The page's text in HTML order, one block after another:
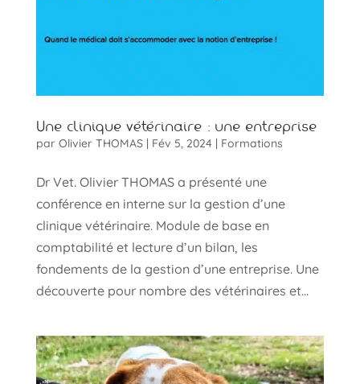
Une clinique vétérinaire : une entreprise
par Olivier THOMAS| Fév 5, 2024| Formations
Dr Vet. Olivier THOMAS a présenté une
conférence en interne sur la gestion d’une
clinique vétérinaire. Module de base en
comptabilité et lecture d’un bilan, les
fondements de la gestion d’une entreprise. Une
découverte pour nombre des vétérinaires et...